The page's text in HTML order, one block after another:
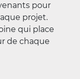
pour
projet.
qui place
de chaque